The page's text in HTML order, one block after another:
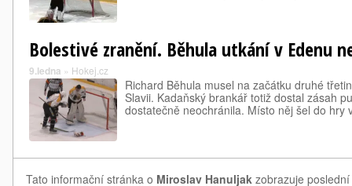
Bolestivé zranění. Běhula utkání v Edenu
9.ledna » Hokej.cz
Richard Běhula musel na začátku druhé
Slavii. Kadaňský brankář totiž dostal zásah
dostatečně neochránila. Místo něj šel do hry
Tato informační stránka o Miroslav Hanuljak zobrazuje